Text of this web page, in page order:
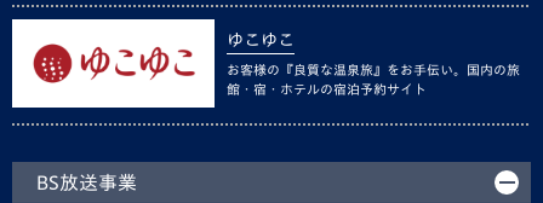
ゆこゆこ
お客様の『良質な温泉旅』をお手伝い。国内の旅
館・宿・ホテルの宿泊予約サイト
BS放送事業